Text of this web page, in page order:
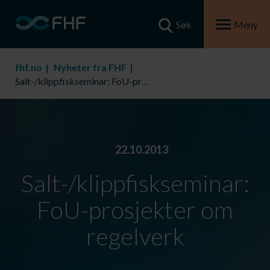
Søk Meny
fhf.no
Nyheter fra FHF
Salt-/klippfiskseminar: FoU-prosjekter om regelverk
22.10.2013
Salt-/klippfiskseminar:
FoU-prosjekter om
regelverk